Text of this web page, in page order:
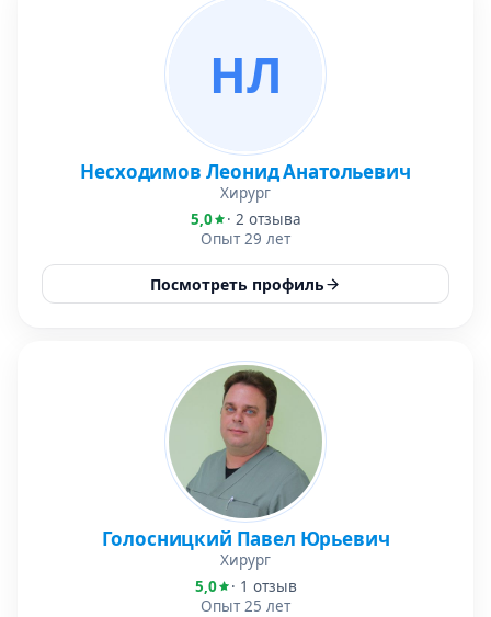
НЛ
Несходимов Леонид Анатольевич
Хирург
5,0
· 2 отзыва
Опыт 29 лет
Посмотреть профиль
Голосницкий Павел Юрьевич
Хирург
5,0
· 1 отзыв
Опыт 25 лет